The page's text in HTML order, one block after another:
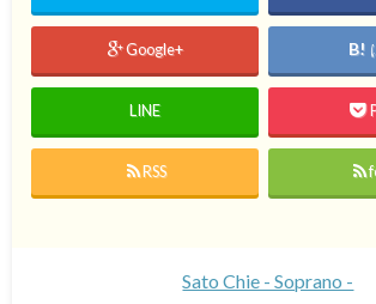
Google+
LINE
RSS
Sato Chie - Soprano -